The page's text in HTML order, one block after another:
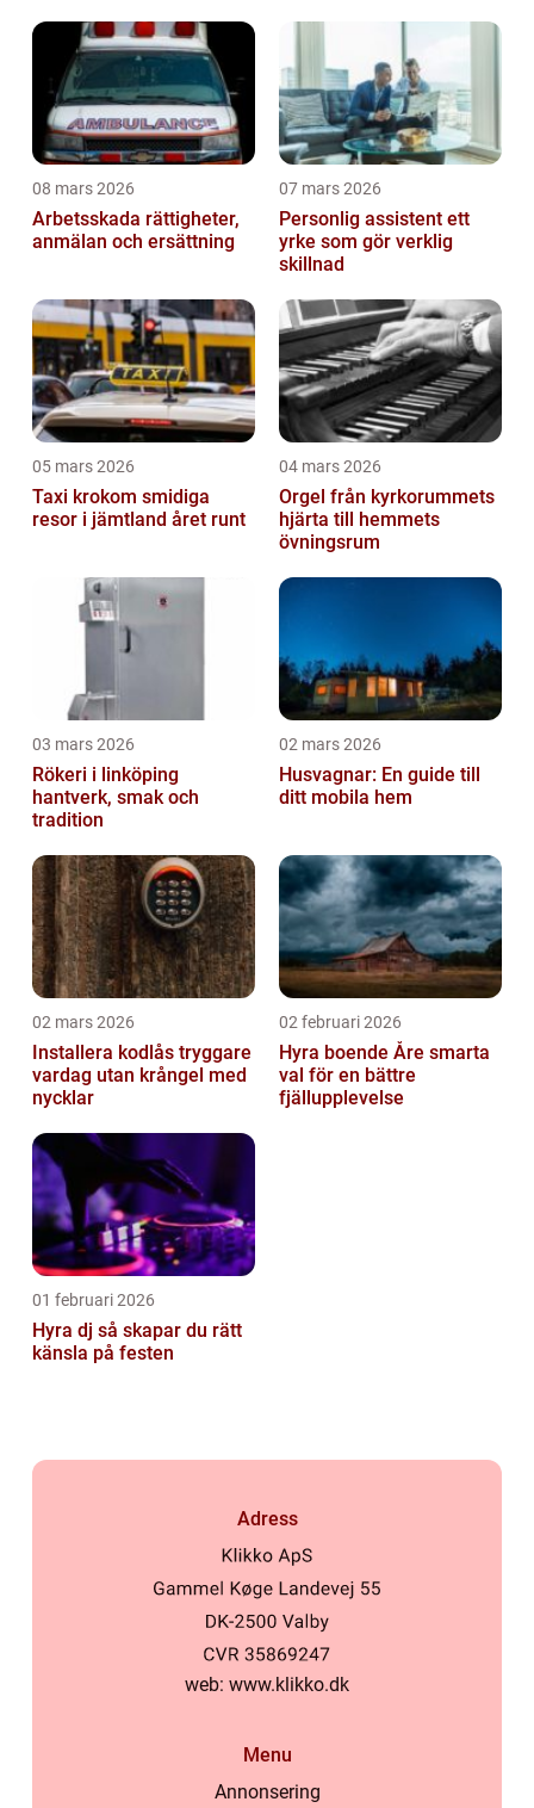
08 mars 2026
Arbetsskada rättigheter,
anmälan och ersättning
07 mars 2026
Personlig assistent ett
yrke som gör verklig
skillnad
05 mars 2026
Taxi krokom smidiga
resor i jämtland året runt
04 mars 2026
Orgel från kyrkorummets
hjärta till hemmets
övningsrum
03 mars 2026
Rökeri i linköping
hantverk, smak och
tradition
02 mars 2026
Husvagnar: En guide till
ditt mobila hem
02 mars 2026
Installera kodlås tryggare
vardag utan krångel med
nycklar
02 februari 2026
Hyra boende Åre smarta
val för en bättre
fjällupplevelse
01 februari 2026
Hyra dj så skapar du rätt
känsla på festen
Adress
web: www.klikko.dk
Menu
Annonsering